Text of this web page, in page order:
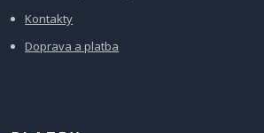
Kontakty
Doprava a platba